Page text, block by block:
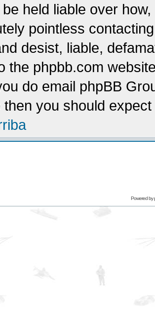
held liable over
pointless
desist, liable,
the phpbb.com
do email phpBB
then you should
Powered by